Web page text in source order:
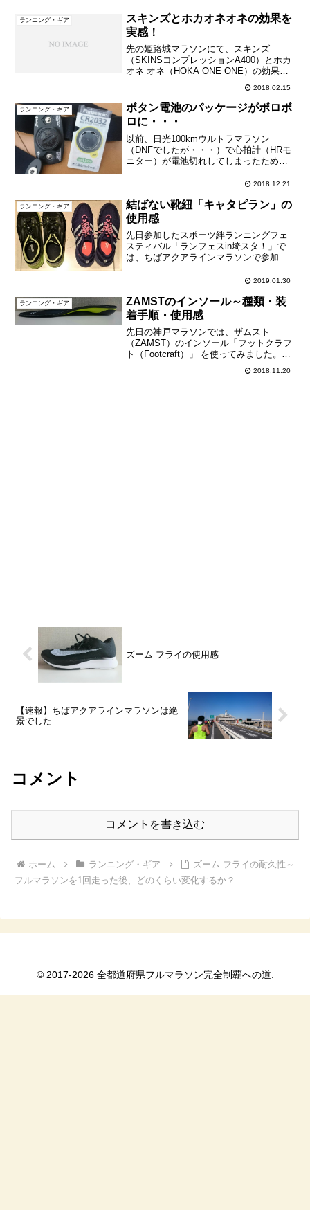
ランニング・ギア
スキンズとホカオネオネの効果を
実感！
先の姫路城マラソンにて、スキンズ
（SKINSコンプレッションA400）とホカ
オネ オネ（HOKA ONE ONE）の効果
を、かなり実感することができました。
スキンズは、腰と股関節へのサポート感
が強く、特に疲れの出る後半、腰が落ち
たり身体...
2018.02.15
ランニング・ギア
ボタン電池のパッケージがボロボ
ロに・・・
以前、日光100kmウルトラマラソン
（DNFでしたが・・・）で心拍計（HRモ
ニター）が電池切れしてしまったため
た。ふたつセットだったので、残るひと
確認したところ、パ...
2018.12.21
ランニング・ギア
結ばない靴紐「キャタピラン」の
使用感
先日参加したスポーツ絆ランニングフェ
スティバル「ランフェスin埼スタ！」で
は、ちばアクアラインマラソンで参加賞
ラン」を使ってみました。4年近く愛用し
換・・・。こ...
2019.01.30
ランニング・ギア
ZAMSTのインソール～種類・装
着手順・使用感
先日の神戸マラソンでは、ザムスト
（ZAMST）のインソール「フットクラフ
ト（Footcraft）」 を使ってみました。フ
ットクラフトには「STANDARD」と
「STANDARD CUSHION+」の2種類あ
2018.11.20
ズーム フライの使用感
【速報】ちばアクアラインマラソンは絶
景でした
コメント
コメントを書き込む
ホーム ランニング・ギア
ズーム フライの耐久性～
フルマラソンを1回走った後、どのくらい変化するか？
© 2017-2026 全都道府県フルマラソン完全制覇への道.